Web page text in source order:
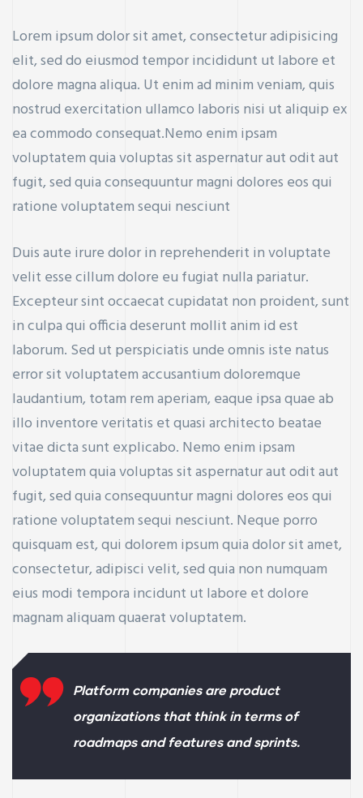
Lorem ipsum dolor sit amet, consectetur adipisicing
elit, sed do eiusmod tempor incididunt ut labore et
dolore magna aliqua. Ut enim ad minim veniam, quis
nostrud exercitation ullamco laboris nisi ut aliquip ex
ea commodo consequat.Nemo enim ipsam
voluptatem quia voluptas sit aspernatur aut odit aut
fugit, sed quia consequuntur magni dolores eos qui
ratione voluptatem sequi nesciunt
Duis aute irure dolor in reprehenderit in voluptate
velit esse cillum dolore eu fugiat nulla pariatur.
Excepteur sint occaecat cupidatat non proident, sunt
in culpa qui officia deserunt mollit anim id est
laborum. Sed ut perspiciatis unde omnis iste natus
error sit voluptatem accusantium doloremque
laudantium, totam rem aperiam, eaque ipsa quae ab
illo inventore veritatis et quasi architecto beatae
vitae dicta sunt explicabo. Nemo enim ipsam
voluptatem quia voluptas sit aspernatur aut odit aut
fugit, sed quia consequuntur magni dolores eos qui
ratione voluptatem sequi nesciunt. Neque porro
quisquam est, qui dolorem ipsum quia dolor sit amet,
consectetur, adipisci velit, sed quia non numquam
eius modi tempora incidunt ut labore et dolore
magnam aliquam quaerat voluptatem.
Platform companies are product
organizations that think in terms of
roadmaps and features and sprints.